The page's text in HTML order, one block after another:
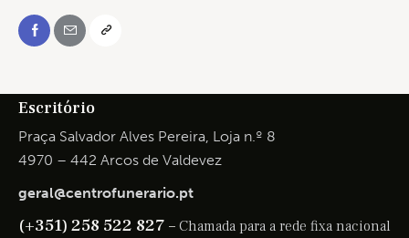
Escritório
Praça Salvador Alves Pereira, Loja n.º 8
4970 – 442 Arcos de Valdevez
geral@centrofunerario.pt
(+351) 258 522 827 – Chamada para a rede fixa nacional